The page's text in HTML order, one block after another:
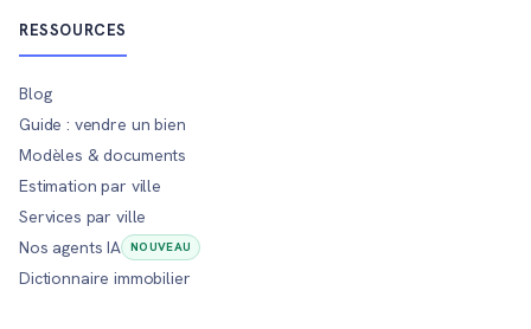
RESSOURCES
Blog
Guide : vendre un bien
Modèles & documents
Estimation par ville
Services par ville
Nos agents IA
NOUVEAU
Dictionnaire immobilier